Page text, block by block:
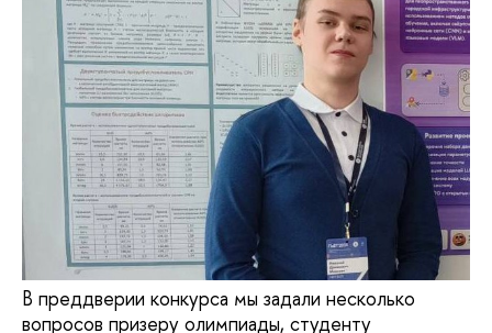
В преддверии конкурса мы задали несколько
вопросов призеру олимпиады, студенту